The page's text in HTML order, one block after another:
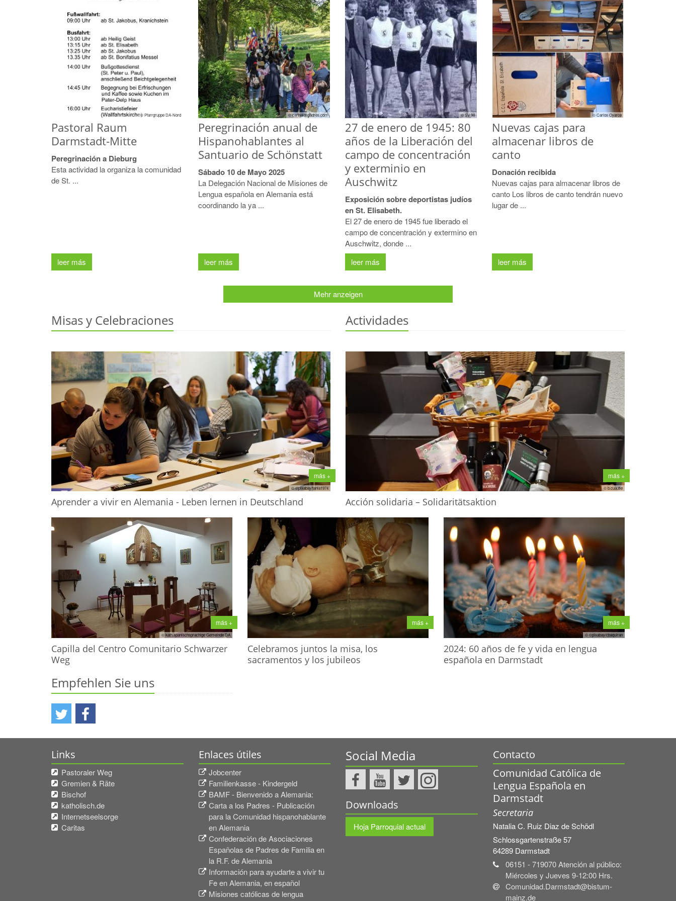
© Pfarrgruppe DA-Nord
Pastoral Raum
Darmstadt-Mitte
Peregrinación a Dieburg
Esta actividad la organiza la comunidad
de St. ...
leer más
© cartaalospadres.com
Peregrinación anual de
Hispanohablantes al
Santuario de Schönstatt
Sábado 10 de Mayo 2025
La Delegación Nacional de Misiones de
Lengua española en Alemania está
coordinando la ya ...
leer más
© SV 98
27 de enero de 1945: 80
años de la Liberación del
campo de concentración
y exterminio en
Auschwitz
Exposición sobre deportistas judíos
en St. Elisabeth.
El 27 de enero de 1945 fue liberado el
campo de concentración y extermino en
Auschwitz, donde ...
leer más
© Carlos Oyarce
Nuevas cajas para
almacenar libros de
canto
Donación recibida
Nuevas cajas para almacenar libros de
canto Los libros de canto tendrán nuevo
lugar de ...
leer más
Mehr anzeigen
Misas y Celebraciones Actividades
más +
© ©pixabay/tania1974
Aprender a vivir en Alemania - Leben lernen in Deutschland
más +
© b.cuautle
Acción solidaria – Solidaritätsaktion
más +
© kath.spanischsprachige Gemeinde DA
Capilla del Centro Comunitario Schwarzer
Weg
más +
Celebramos juntos la misa, los
sacramentos y los jubileos
más +
© ©pixabay/cbaquiran
2024: 60 años de fe y vida en lengua
española en Darmstadt
Empfehlen Sie uns
Links
Pastoraler Weg
Gremien & Räte
Bischof
katholisch.de
Internetseelsorge
Caritas
Enlaces útiles
Jobcenter
Familienkasse - Kindergeld
BAMF - Bienvenido a Alemania:
Carta a los Padres - Publicación
para la Comunidad hispanohablante
en Alemania
Confederación de Asociaciones
Españolas de Padres de Familia en
la R.F. de Alemania
Información para ayudarte a vivir tu
Fe en Alemania, en español
Misiones católicas de lengua
Social Media
Downloads
Hoja Parroquial actual
Contacto
Comunidad Católica de
Lengua Española en
Darmstadt
Secretaria
Natalia C. Ruiz Diaz de Schödl
Schlossgartenstraße 57
64289 Darmstadt
06151 - 719070 Atención al público:
Miércoles y Jueves 9-12:00 Hrs.
Comunidad.Darmstadt@bistum-
mainz.de